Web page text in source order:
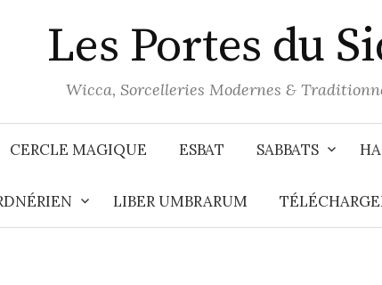
Les Portes du
Wicca, Sorcelleries Modernes &
CERCLE MAGIQUE ESBAT SABBATS
LIBER UMBRARUM